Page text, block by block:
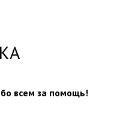
всем за помощь!